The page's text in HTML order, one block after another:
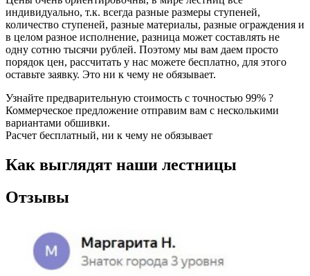
индивидуально, т.к. всегда разные размеры ступеней,
количество ступеней, разные материалы, разные ограждения и
в целом разное исполнение, разница может составлять не
одну сотню тысячи рублей. Поэтому мы вам даем просто
порядок цен, рассчитать у нас можете бесплатно, для этого
оставьте заявку. Это ни к чему не обязывает.
Узнайте предварительную стоимость с точностью 99% ?
Коммерческое предложение отправим вам с несколькими
вариантами обшивки.
Расчет бесплатный, ни к чему не обязывает
Как выглядят наши лестницы
Отзывы